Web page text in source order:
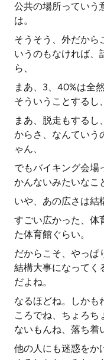
公共の場所っていう
は。
そうそう、外だから
いうのもなければ、
ら、
まあ、3、40%は全
そういうことするし
まあ、脱走もするし
からさ、なんていう
ゃん、
でもバイキング会場
かんないみたいなこ
いや、あの広さは結
すごい広かった、体
た体育館ぐらい。
だからこそ、やっぱ
結構大事になってく
だよね。
なるほどね。しかも
ころでね、ちょろち
ないもんね、落ち着
他の人にも迷惑をか